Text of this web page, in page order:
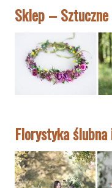
Sklep –
Florystyka